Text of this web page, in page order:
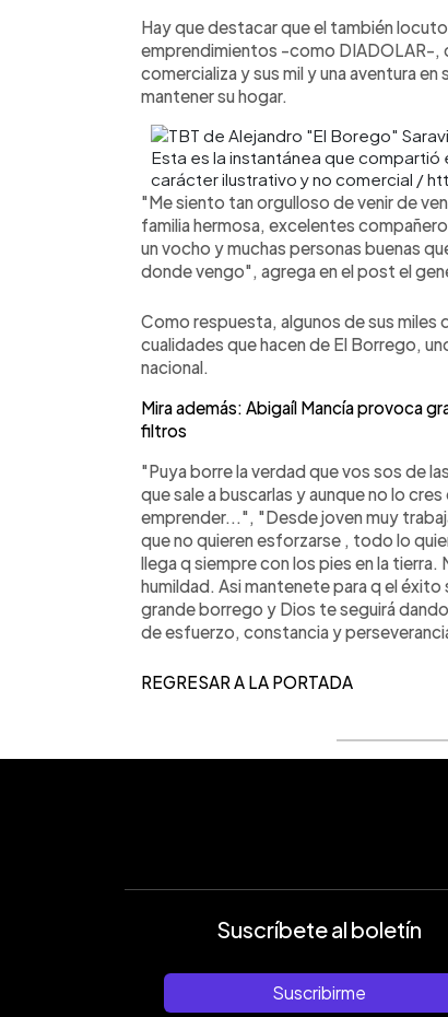
Hay que destacar que el también
emprendimientos -como DIADOLAR-,
comercializa y sus mil y una aventura
mantener su hogar.
Esta es la instantánea que
carácter ilustrativo y no comercial /
"Me siento tan orgulloso de venir de
familia hermosa, excelentes
un vocho y muchas personas buenas
donde vengo", agrega en el post el
Como respuesta, algunos de sus miles
cualidades que hacen de El Borrego,
nacional.
Mira además: Abigaíl Mancía provoca
filtros
"Puya borre la verdad que vos sos de
que sale a buscarlas y aunque no lo
emprender...", "Desde joven muy
que no quieren esforzarse , todo lo
llega q siempre con los pies en la
humildad. Asi mantenete para q el
grande borrego y Dios te seguirá
de esfuerzo, constancia y
REGRESAR A LA PORTADA
Suscríbete al boletín
Suscribirme